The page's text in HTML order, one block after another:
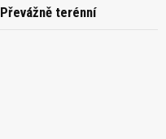
Převážně terénní